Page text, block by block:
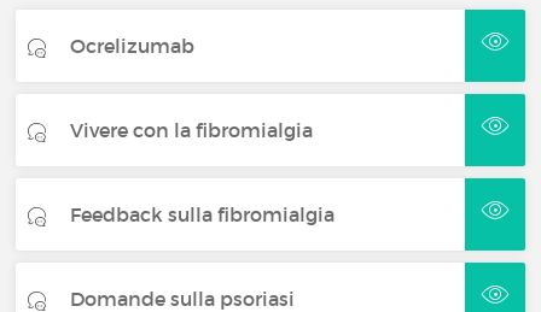
Ocrelizumab
Vivere con la fibromialgia
Feedback sulla fibromialgia
Domande sulla psoriasi